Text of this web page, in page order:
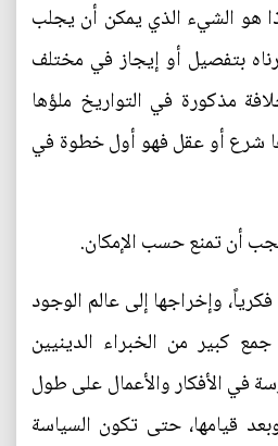
هو الشيء الذي يمكن أن يجلب
بتفصيل أو إيجاز في مختلف
مذكورة في التواريخ ملؤها
شرع أو عقل فهو أول خطوة في
أن تمنع حسب الإمكان.
وإخراجها إلى عالم الوجود
كبير من الخبراء الدينيين
في الأفكار والأعمال على طول
قيامها، حتى تكون السياسة